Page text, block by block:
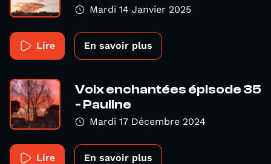
Mardi 14 Janvier 2025
Lire En savoir plus
Voix enchantées épisode 35
- Pauline
Mardi 17 Décembre 2024
Lire En savoir plus